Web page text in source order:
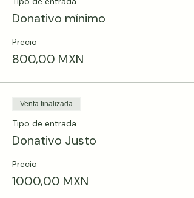
Donativo mínimo
Precio
800,00 MXN
Venta finalizada
Tipo de entrada
Donativo Justo
Precio
1000,00 MXN